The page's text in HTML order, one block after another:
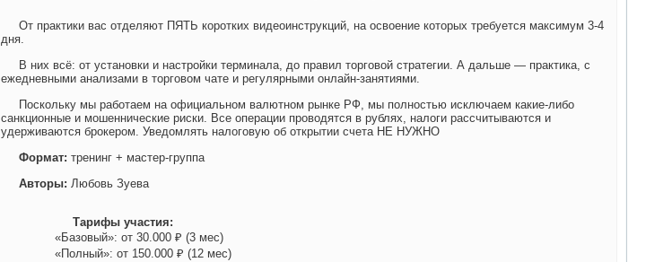
От практики вас отделяют ПЯТЬ коротких видеоинструкций, на освоение которых требуется максимум 3-4
дня.
В них всё: от установки и настройки терминала, до правил торговой стратегии. А дальше — практика, с
ежедневными анализами в торговом чате и регулярными онлайн-занятиями.
Поскольку мы работаем на официальном валютном рынке РФ, мы полностью исключаем какие-либо
санкционные и мошеннические риски. Все операции проводятся в рублях, налоги рассчитываются и
удерживаются брокером. Уведомлять налоговую об открытии счета НЕ НУЖНО
Формат: тренинг + мастер-группа
Авторы: Любовь Зуева
Тарифы участия:
«Базовый»: от 30.000 ₽ (3 мес)
«Полный»: от 150.000 ₽ (12 мес)